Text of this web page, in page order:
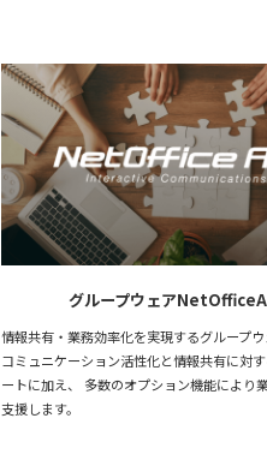
グループウェア
情報共有・業務効率化を実現するグループウ
コミュニケーション活性化と情報共有に対
ートに加え、 多数のオプション機能により
支援します。